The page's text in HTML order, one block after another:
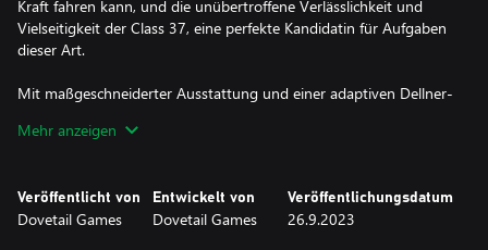
Kraft fahren kann, und die unübertroffene Verlässlichkeit und
Vielseitigkeit der Class 37, eine perfekte Kandidatin für Aufgaben
dieser Art.
Mit maßgeschneiderter Ausstattung und einer adaptiven Dellner-
Programms eine fundamentale Rolle in der Überführung von
wiederaufleben lassen und außer Dienst gestellte Class 375s mit
Mehr anzeigen
Veröffentlicht von
Dovetail Games
Entwickelt von
Dovetail Games
Veröffentlichungsdatum
26.9.2023